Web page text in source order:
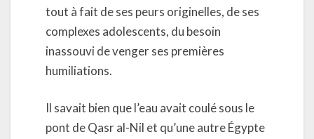
tout à fait de ses peurs originelles, de ses
complexes adolescents, du besoin
inassouvi de venger ses premières
humiliations.
Il savait bien que l’eau avait coulé sous le
pont de Qasr al-Nil et qu’une autre Égypte